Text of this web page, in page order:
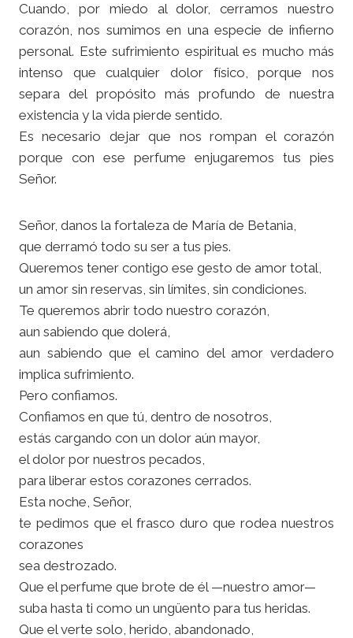
Cuando, por miedo al dolor, cerramos nuestro
corazón, nos sumimos en una especie de infierno
personal. Este sufrimiento espiritual es mucho más
intenso que cualquier dolor físico, porque nos
separa del propósito más profundo de nuestra
existencia y la vida pierde sentido.
Es necesario dejar que nos rompan el corazón
porque con ese perfume enjugaremos tus pies
Señor.
Señor, danos la fortaleza de María de Betania,
que derramó todo su ser a tus pies.
Queremos tener contigo ese gesto de amor total,
un amor sin reservas, sin límites, sin condiciones.
Te queremos abrir todo nuestro corazón,
aun sabiendo que dolerá,
aun sabiendo que el camino del amor verdadero
implica sufrimiento.
Pero confiamos.
Confiamos en que tú, dentro de nosotros,
estás cargando con un dolor aún mayor,
el dolor por nuestros pecados,
para liberar estos corazones cerrados.
Esta noche, Señor,
te pedimos que el frasco duro que rodea nuestros
corazones
sea destrozado.
Que el perfume que brote de él —nuestro amor—
suba hasta ti como un ungüento para tus heridas.
Que el verte solo, herido, abandonado,